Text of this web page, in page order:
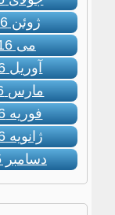
ژوئن 2016
می 2016
آوریل 2016
مارس 2016
فوریه 2016
ژانویه 2016
دسامبر 2015